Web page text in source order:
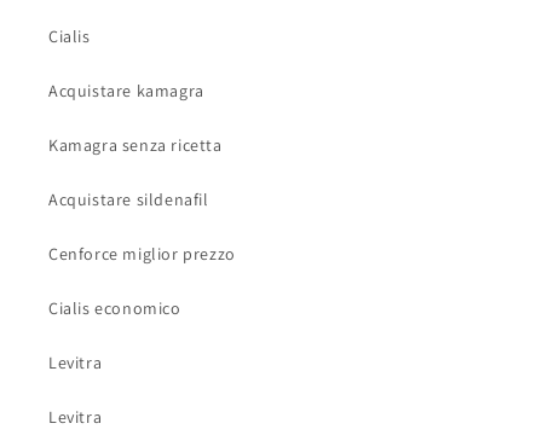
Cialis
Acquistare kamagra
Kamagra senza ricetta
Acquistare sildenafil
Cenforce miglior prezzo
Cialis economico
Levitra
Levitra